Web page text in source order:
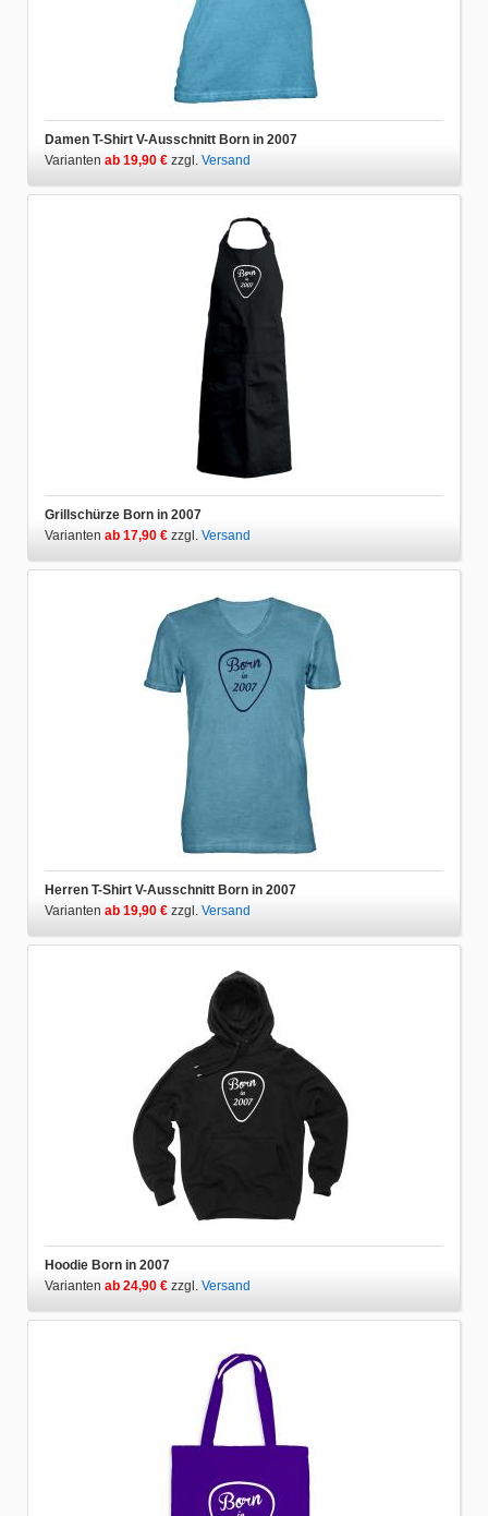
Damen T-Shirt V-Ausschnitt Born in 2007
Varianten ab 19,90 € zzgl. Versand
Grillschürze Born in 2007
Varianten ab 17,90 € zzgl. Versand
Herren T-Shirt V-Ausschnitt Born in 2007
Varianten ab 19,90 € zzgl. Versand
Hoodie Born in 2007
Varianten ab 24,90 € zzgl. Versand